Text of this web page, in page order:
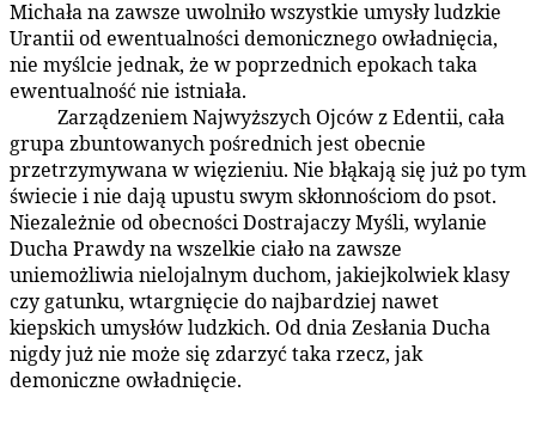
Michała na zawsze uwolniło wszystkie umysły ludzkie
Urantii od ewentualności demonicznego owładnięcia,
nie myślcie jednak, że w poprzednich epokach taka
ewentualność nie istniała.
Zarządzeniem Najwyższych Ojców z Edentii, cała
grupa zbuntowanych pośrednich jest obecnie
przetrzymywana w więzieniu. Nie błąkają się już po tym
świecie i nie dają upustu swym skłonnościom do psot.
Niezależnie od obecności Dostrajaczy Myśli, wylanie
Ducha Prawdy na wszelkie ciało na zawsze
uniemożliwia nielojalnym duchom, jakiejkolwiek klasy
czy gatunku, wtargnięcie do najbardziej nawet
kiepskich umysłów ludzkich. Od dnia Zesłania Ducha
nigdy już nie może się zdarzyć taka rzecz, jak
demoniczne owładnięcie.